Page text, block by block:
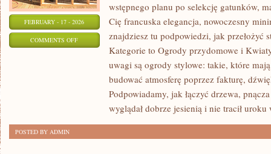
FEBRUARY - 17 - 2026
COMMENTS OFFON
wstępnego planu po selekcję gatunków,
Cię francuska elegancja, nowoczesny
znajdziesz tu podpowiedzi, jak przełożyć
Kategorie to Ogrody przydomowe i
uwagi są ogrody stylowe: takie, które
budować atmosferę poprzez fakturę,
Podpowiadamy, jak łączyć drzewa,
wyglądał dobrze jesienią i nie tracił uroku
POSTED BY ADMIN